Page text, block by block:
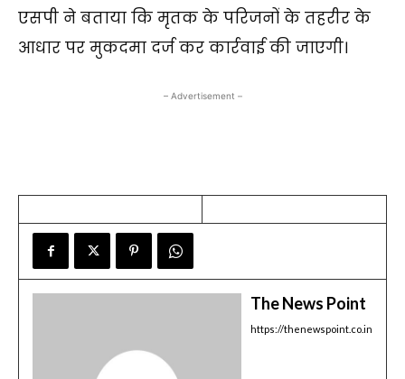
एसपी ने बताया कि मृतक के परिजनों के तहरीर के
आधार पर मुकदमा दर्ज कर कार्रवाई की जाएगी।
– Advertisement –
The News Point
https://thenewspoint.co.in